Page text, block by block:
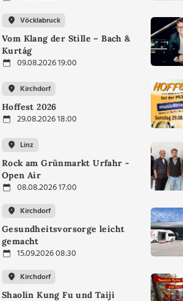
Vöcklabruck
Vom Klang der Stille – Bach &
Kurtág
09.08.2026 19:00
Kirchdorf
Hoffest 2026
29.08.2026 18:00
Linz
Rock am Grünmarkt Urfahr -
Open Air
08.08.2026 17:00
Kirchdorf
Gesundheitsvorsorge leicht
gemacht
15.09.2026 08:30
Kirchdorf
Shaolin Kung Fu und Taiji